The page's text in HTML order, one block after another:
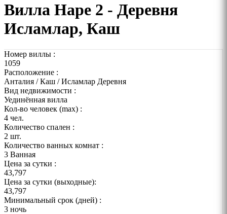
Вилла Наре 2 - Деревня
Исламлар, Каш
Номер виллы :
1059
Расположение :
Анталия / Каш / Исламлар Деревня
Вид недвижимости :
Уединённая вилла
Кол-во человек (max) :
4 чел.
Количество спален :
2 шт.
Количество ванных комнат :
3 Ванная
Цена за сутки :
43,797
Цена за сутки (выходные):
43,797
Минимальный срок (дней) :
3 ночь